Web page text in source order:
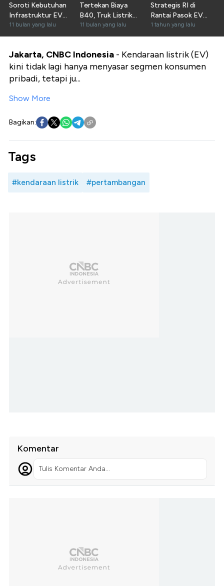
Soroti Kebutuhan
Infrastruktur EV
Untuk Tambang
11 bulan yang lalu
Tertekan Biaya
B40, Truk Listrik
Jadi Solusi
11 bulan yang lalu
Strategis RI di
Rantai Pasok EV
Global
1 tahun yang lalu
Jakarta, CNBC Indonesia - Kendaraan listrik (EV)
kini tidak lagi hanya menyasar segmen konsumen
pribadi, tetapi ju...
Show More
Bagikan:
Tags
#kendaraan listrik #pertambangan
Komentar
Tulis Komentar Anda...